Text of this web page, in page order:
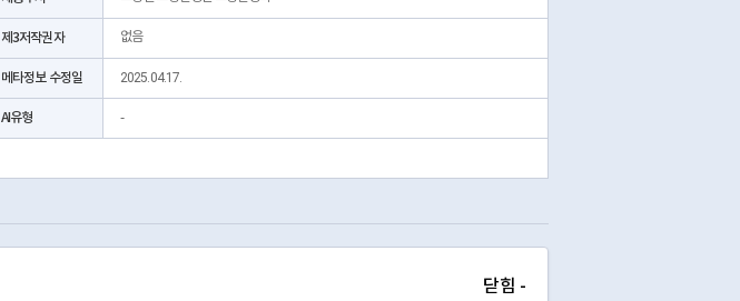
제3저작권자 없음
메타정보 수정일 2025.04.17.
AI유형 -
닫힘 -